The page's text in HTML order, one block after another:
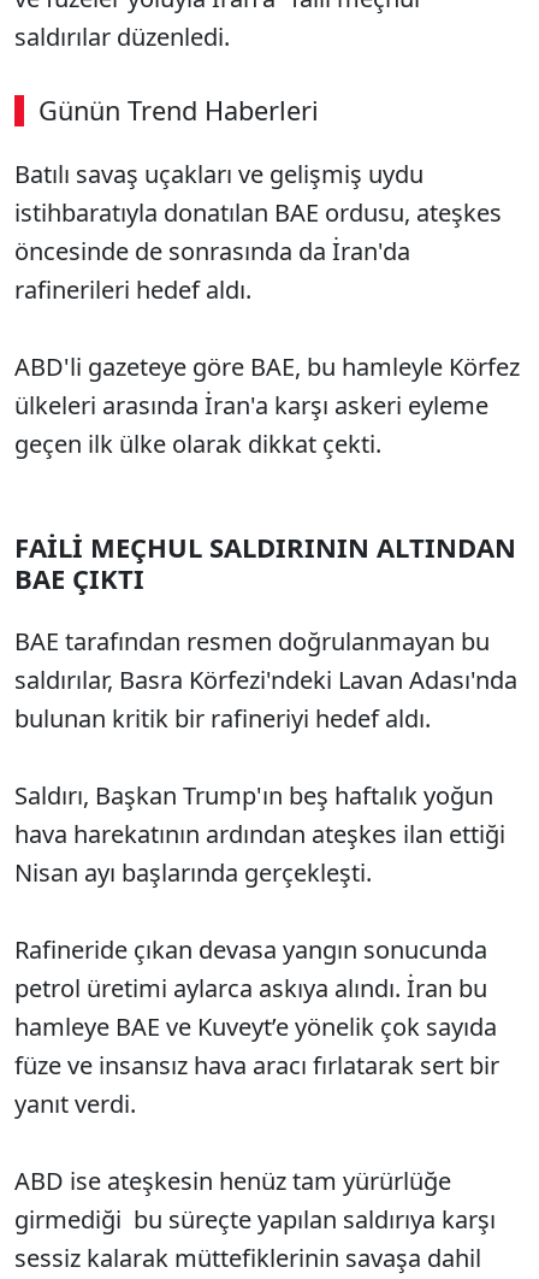
saldırılar düzenledi.
Günün Trend Haberleri
Batılı savaş uçakları ve gelişmiş uydu
istihbaratıyla donatılan BAE ordusu, ateşkes
öncesinde de sonrasında da İran'da
rafinerileri hedef aldı.
ABD'li gazeteye göre BAE, bu hamleyle Körfez
ülkeleri arasında İran'a karşı askeri eyleme
geçen ilk ülke olarak dikkat çekti.
FAİLİ MEÇHUL SALDIRININ ALTINDAN
BAE ÇIKTI
BAE tarafından resmen doğrulanmayan bu
saldırılar, Basra Körfezi'ndeki Lavan Adası'nda
bulunan kritik bir rafineriyi hedef aldı.
Saldırı, Başkan Trump'ın beş haftalık yoğun
hava harekatının ardından ateşkes ilan ettiği
Nisan ayı başlarında gerçekleşti.
Rafineride çıkan devasa yangın sonucunda
petrol üretimi aylarca askıya alındı. İran bu
hamleye BAE ve Kuveyt’e yönelik çok sayıda
füze ve insansız hava aracı fırlatarak sert bir
yanıt verdi.
ABD ise ateşkesin henüz tam yürürlüğe
girmediği bu süreçte yapılan saldırıya karşı
sessiz kalarak müttefiklerinin savaşa dahil